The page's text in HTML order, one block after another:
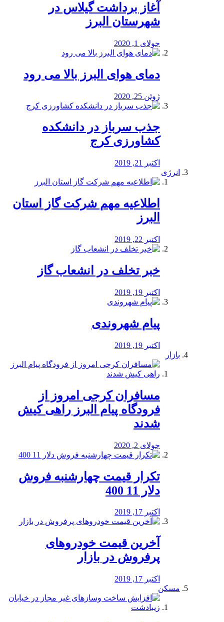
آغاز برداشت گیلاس در
شهرستان البرز
جولای 1, 2020
دمای هوای البرز بالا می رود
ژوئن 25, 2020
جذب سرباز در دانشکده
کشاورزی کرج
اکتبر 21, 2019
انرژی
️اطلاعیه مهم شرکت گاز استان
البرز
اکتبر 22, 2019
خبر تخلف در انشعاب گاز
اکتبر 19, 2019
پیام شهروندی
اکتبر 19, 2019
بازار
مسافران کرجی امروز از
فرودگاه پیام البرز راهی کیش
شدند
جولای 2, 2020
تکرار قیمت چهارشنبه فروش
دلار 11 400
اکتبر 17, 2019
آخرین قیمت خودرو‌های
پرفروش در بازار
اکتبر 17, 2019
مسکن